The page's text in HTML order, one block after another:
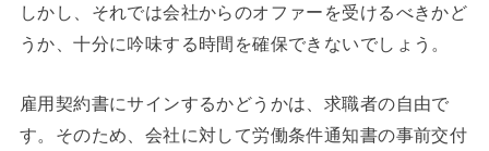
しかし、それでは会社からのオファーを受けるべきかど
うか、十分に吟味する時間を確保できないでしょう。
雇用契約書にサインするかどうかは、求職者の自由で
す。そのため、会社に対して労働条件通知書の事前交付